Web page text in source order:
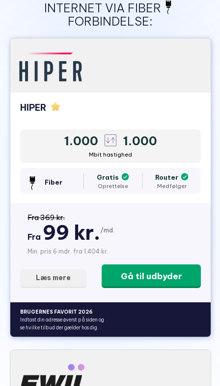
INTERNET VIA FIBER
FORBINDELSE:
HIPER
1.000 1.000
Mbit hastighed
Fiber
Gratis
Oprettelse
Router
Medfølger
Fra 369 kr.
Fra 99 kr. /md.
Min. pris 6 mdr. fra 1.404 kr.
Gå til udbyder
Læs mere
BRUGERNES FAVORIT 2026
Indtast din adresse øverst på siden og
se hvilke tilbud der gælder hos dig.